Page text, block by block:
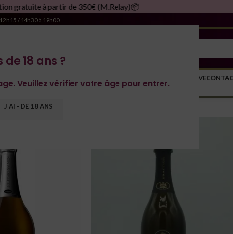
18 ans ?
Veuillez vérifier votre âge pour entrer.
J AI - DE 18 ANS
à partir de 350€ (M.Relay)📦
/ 14h30 à 19h00
RACHAT DE CAVE
Afficher 12